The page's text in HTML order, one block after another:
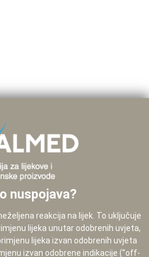
nuspojava?
reakcija na lijek. To uključuje
lijeka unutar odobrenih uvjeta,
lijeka izvan odobrenih uvjeta
izvan odobrene indikacije (”off-